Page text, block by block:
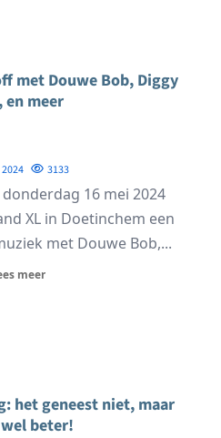
met Douwe Bob, Diggy
en meer
3133
donderdag 16 mei 2024
XL in Doetinchem een
met Douwe Bob,...
meer
het geneest niet, maar
beter!